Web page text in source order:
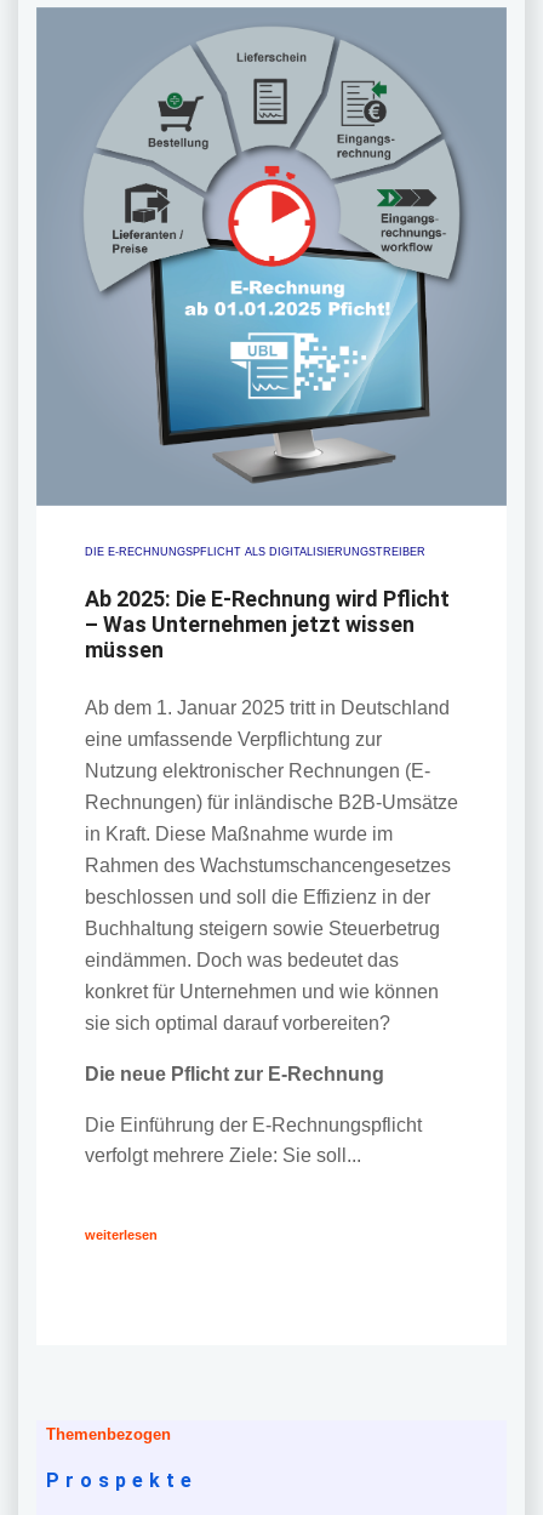
DIE E-RECHNUNGSPFLICHT ALS DIGITALISIERUNGSTREIBER
Ab 2025: Die E-Rechnung wird Pflicht
– Was Unternehmen jetzt wissen
müssen
Ab dem 1. Januar 2025 tritt in Deutschland
eine umfassende Verpflichtung zur
Nutzung elektronischer Rechnungen (E-
Rechnungen) für inländische B2B-Umsätze
in Kraft. Diese Maßnahme wurde im
Rahmen des Wachstumschancengesetzes
beschlossen und soll die Effizienz in der
Buchhaltung steigern sowie Steuerbetrug
eindämmen. Doch was bedeutet das
konkret für Unternehmen und wie können
sie sich optimal darauf vorbereiten?
Die neue Pflicht zur E-Rechnung
Die Einführung der E-Rechnungspflicht
verfolgt mehrere Ziele: Sie soll...
weiterlesen
Themenbezogen
Prospekte